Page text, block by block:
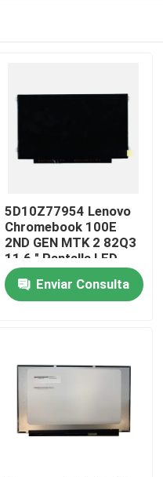
5D10Z77954 Lenovo
Chromebook 100E
2ND GEN MTK 2 82Q3
11,6 " Pantalla LED
LCD de computadora
portátilEnviar Consulta